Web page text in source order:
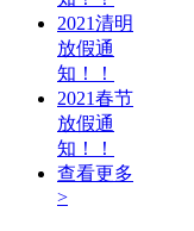
2021清明
放假通
知！！
2021春节
放假通
知！！
查看更多
>